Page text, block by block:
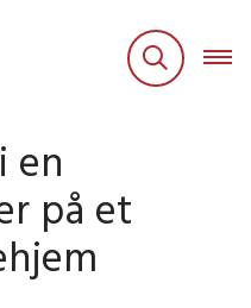
en
på et